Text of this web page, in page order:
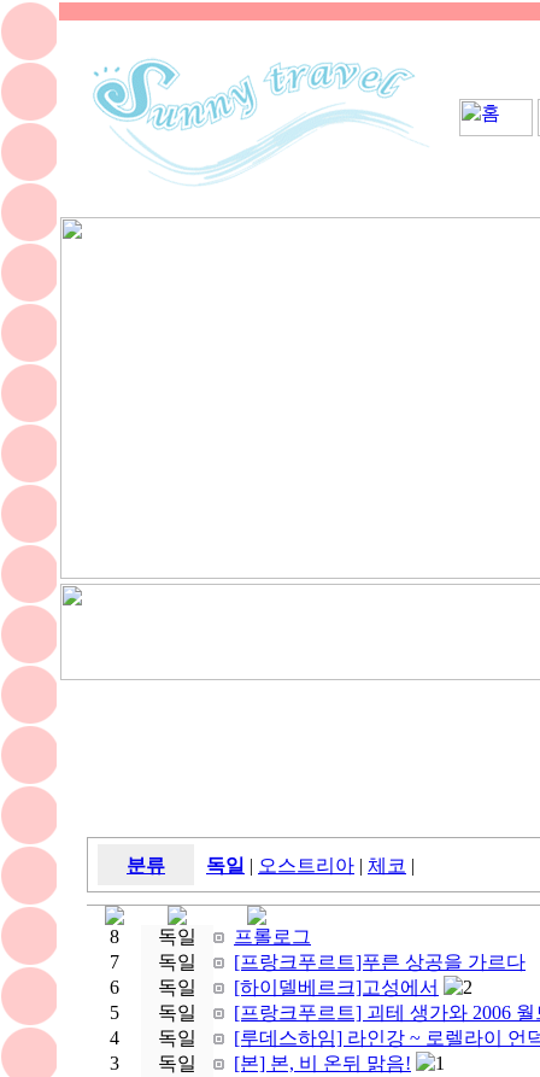
분류 독일 | 오스트리아 | 체코 |
8 독일
프롤로그
7
독일
[프랑크푸르트]푸른 상공을 가르다
6
독일 [하이델베르크]고성에서
2
5
독일
[프랑크푸르트] 괴테 생가와 2006 월
4
독일
[루데스하임] 라인강 ~ 로렐라이 언
3
독일 [본] 본, 비 온뒤 맑음!
1